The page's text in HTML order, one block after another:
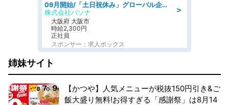
＞
09月開始/「土日祝休み」グローバル企業での産業保健のお仕事/保健師/高時給/残業なし/服装自由
株式会社パソナ
大阪府 大阪市
時給2,300円
正社員
スポンサー：求人ボックス
姉妹サイト
【かつや】人気メニューが税抜150円引き&ご
飯大盛り無料!お得すぎる「感謝祭」は8月14